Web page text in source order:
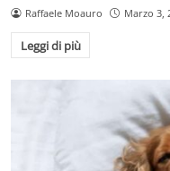
Raffaele Moauro Marzo 3,
Leggi di più